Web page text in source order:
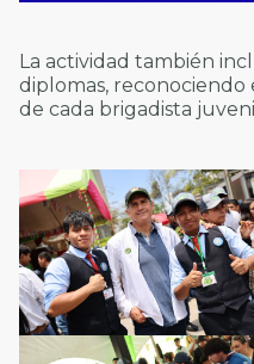
La actividad también
diplomas,
de cada brigadista